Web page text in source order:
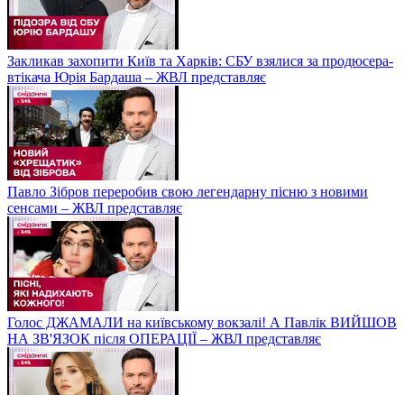
Закликав захопити Київ та Харків: СБУ взялися за продюсера-
втікача Юрія Бардаша – ЖВЛ представляє
Павло Зібров переробив свою легендарну пісню з новими
сенсами – ЖВЛ представляє
Голос ДЖАМАЛИ на київському вокзалі! А Павлік ВИЙШОВ
НА ЗВ'ЯЗОК після ОПЕРАЦІЇ – ЖВЛ представляє